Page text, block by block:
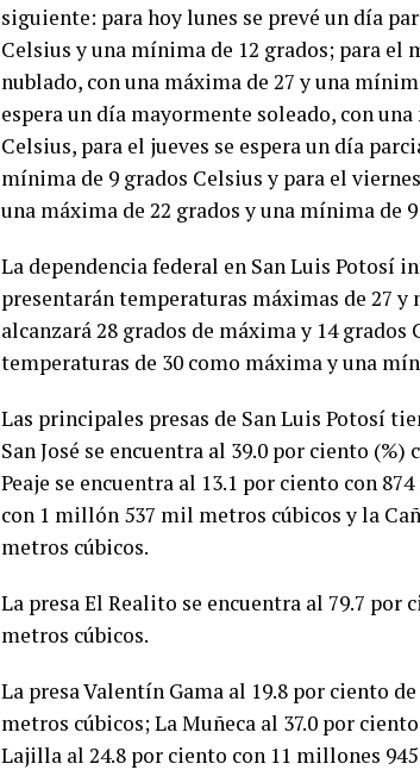
siguiente: para hoy lunes se prevé un día
Celsius y una mínima de 12 grados; para el
nublado, con una máxima de 27 y una
espera un día mayormente soleado, con
Celsius, para el jueves se espera un día
mínima de 9 grados Celsius y para el
una máxima de 22 grados y una mínima de
La dependencia federal en San Luis Potosí
presentarán temperaturas máximas de 27
alcanzará 28 grados de máxima y 14
temperaturas de 30 como máxima y una
Las principales presas de San Luis Potosí
San José se encuentra al 39.0 por ciento
Peaje se encuentra al 13.1 por ciento con
con 1 millón 537 mil metros cúbicos y la
metros cúbicos.
La presa El Realito se encuentra al 79.7
metros cúbicos.
La presa Valentín Gama al 19.8 por ciento
metros cúbicos; La Muñeca al 37.0 por
Lajilla al 24.8 por ciento con 11 millones